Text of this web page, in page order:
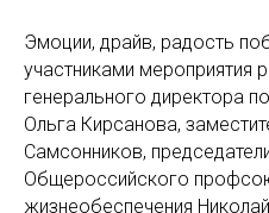
Эмоции, драйв, радость
участниками мероприятия
генерального директора
Ольга Кирсанова,
Самсонников,
Общероссийского
жизнеобеспечения